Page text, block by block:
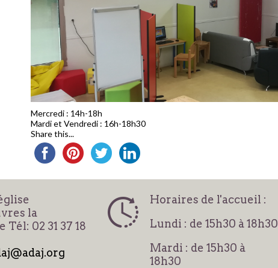
Mercredi : 14h-18h
Mardi et Vendredi : 16h-18h30
Share this...
la
02 31 37 18
Horaires de l'accueil :
Lundi : de 15h30 à 18h30
Mardi : de 15h30 à
18h30